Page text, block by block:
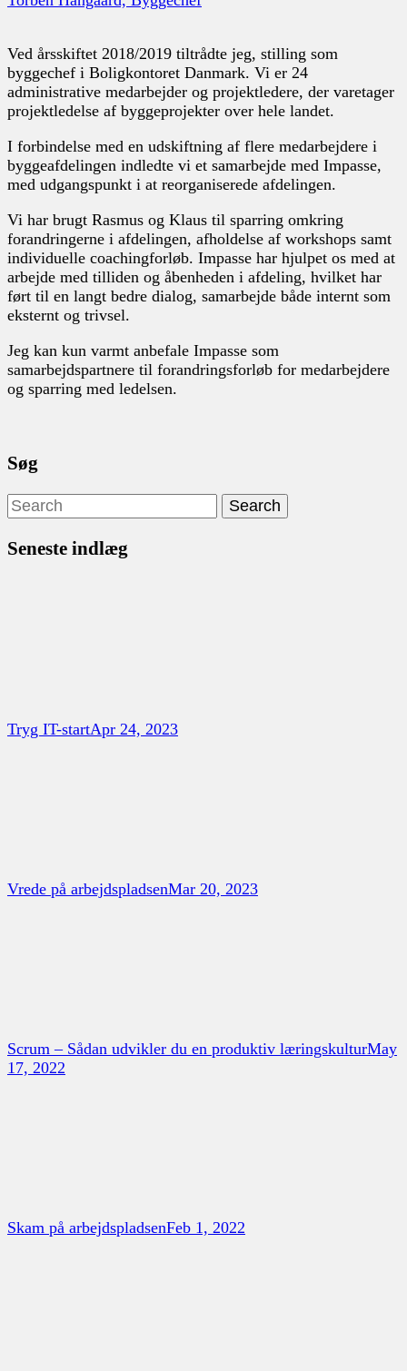
Ved årsskiftet 2018/2019 tiltrådte jeg, stilling som
byggechef i Boligkontoret Danmark. Vi er 24
administrative medarbejder og projektledere, der varetager
projektledelse af byggeprojekter over hele landet.
I forbindelse med en udskiftning af flere medarbejdere i
byggeafdelingen indledte vi et samarbejde med Impasse,
med udgangspunkt i at reorganiserede afdelingen.
Vi har brugt Rasmus og Klaus til sparring omkring
forandringerne i afdelingen, afholdelse af workshops samt
individuelle coachingforløb. Impasse har hjulpet os med at
arbejde med tilliden og åbenheden i afdeling, hvilket har
ført til en langt bedre dialog, samarbejde både internt som
eksternt og trivsel.
Jeg kan kun varmt anbefale Impasse som
samarbejdspartnere til forandringsforløb for medarbejdere
og sparring med ledelsen.
Søg
Seneste indlæg
Tryg IT-startApr 24, 2023
Vrede på arbejdspladsenMar 20, 2023
Scrum – Sådan udvikler du en produktiv læringskulturMay
17, 2022
Skam på arbejdspladsenFeb 1, 2022